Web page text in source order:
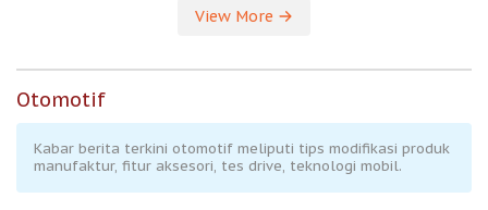
View More
Otomotif
Kabar berita terkini otomotif meliputi tips modifikasi produk
manufaktur, fitur aksesori, tes drive, teknologi mobil.